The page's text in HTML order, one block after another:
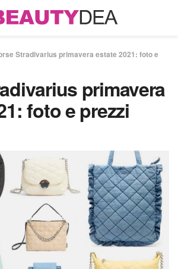
Stradivarius primavera estate 2021: foto e
primavera
foto e prezzi